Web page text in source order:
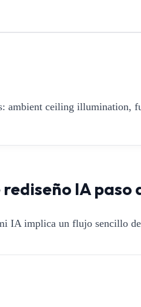
ambient ceiling illumination,
IA paso
IA implica un flujo sencillo de